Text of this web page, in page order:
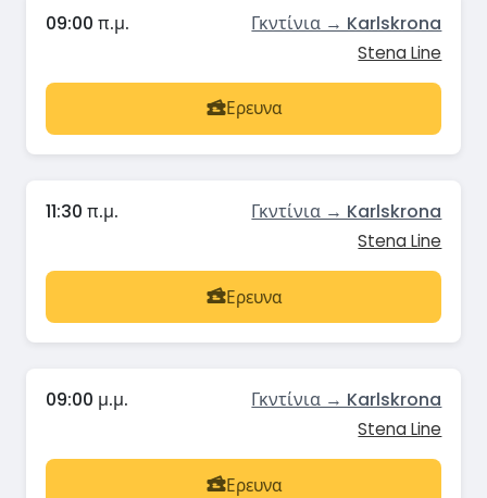
09:00 π.μ. Γκντίνια → Karlskrona
Stena Line
Ερευνα
11:30 π.μ. Γκντίνια → Karlskrona
Stena Line
Ερευνα
09:00 μ.μ. Γκντίνια → Karlskrona
Stena Line
Ερευνα